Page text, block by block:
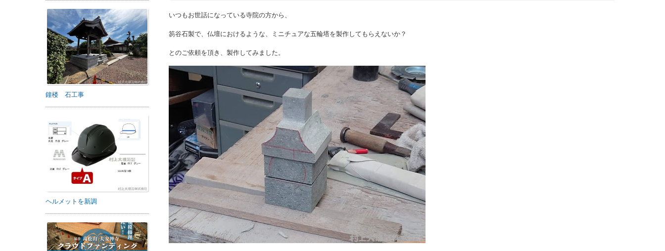
いつもお世話になっている寺院の方から、
笏谷石製で、仏壇におけるような、ミニチュアな五輪塔を製作してもらえないか？
とのご依頼を頂き、製作してみました。
鐘楼 石工事
ヘルメットを新調